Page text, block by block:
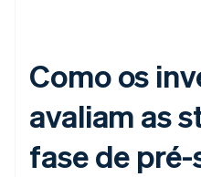
Como os
avaliam as
fase de